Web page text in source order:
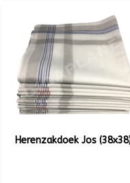
Herenzakdoek Jos